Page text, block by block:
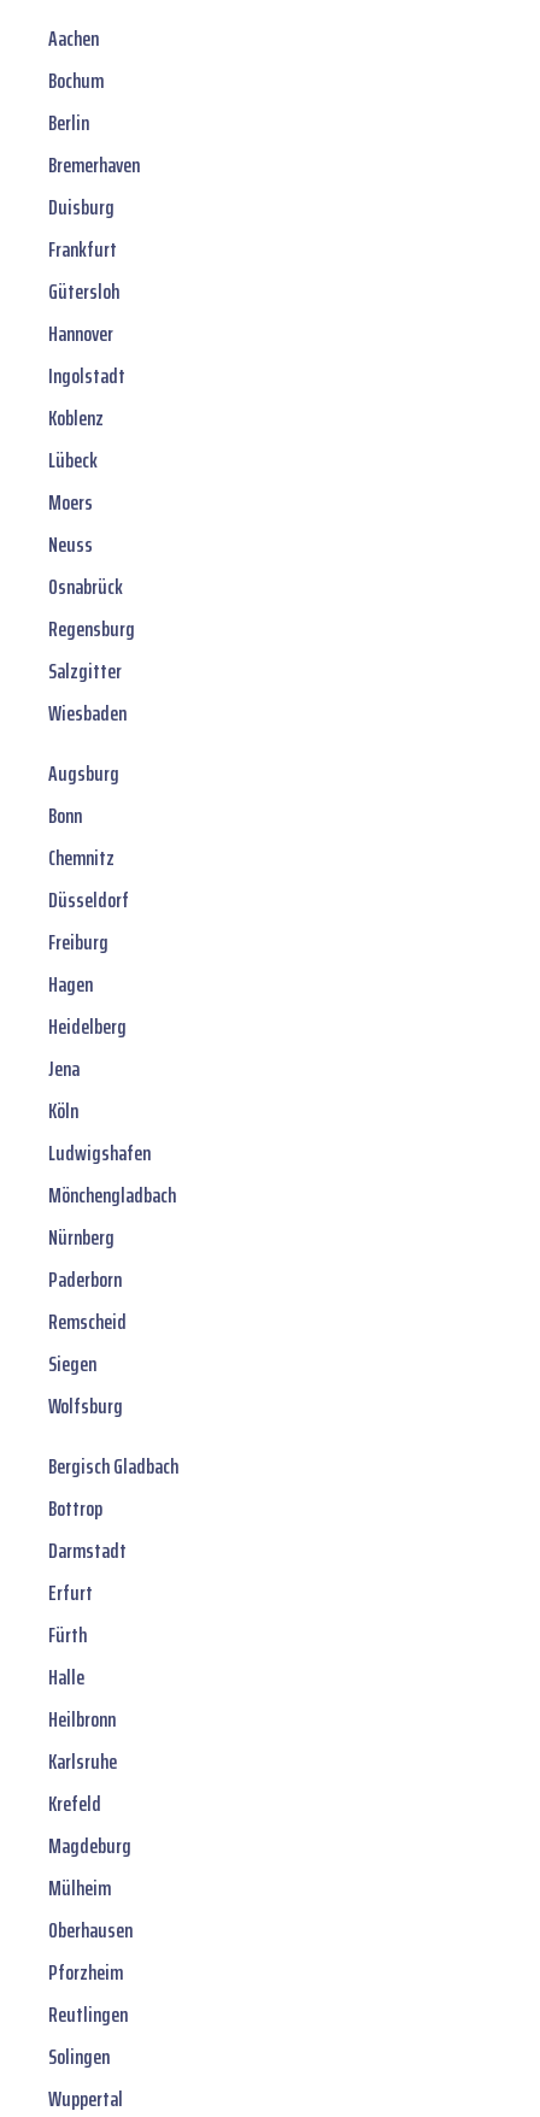
Aachen
Bochum
Berlin
Bremerhaven
Duisburg
Frankfurt
Gütersloh
Hannover
Ingolstadt
Koblenz
Lübeck
Moers
Neuss
Osnabrück
Regensburg
Salzgitter
Wiesbaden
Augsburg
Bonn
Chemnitz
Düsseldorf
Freiburg
Hagen
Heidelberg
Jena
Köln
Ludwigshafen
Mönchengladbach
Nürnberg
Paderborn
Remscheid
Siegen
Wolfsburg
Bergisch Gladbach
Bottrop
Darmstadt
Erfurt
Fürth
Halle
Heilbronn
Karlsruhe
Krefeld
Magdeburg
Mülheim
Oberhausen
Pforzheim
Reutlingen
Solingen
Wuppertal